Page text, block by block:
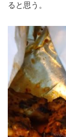
ると思う。